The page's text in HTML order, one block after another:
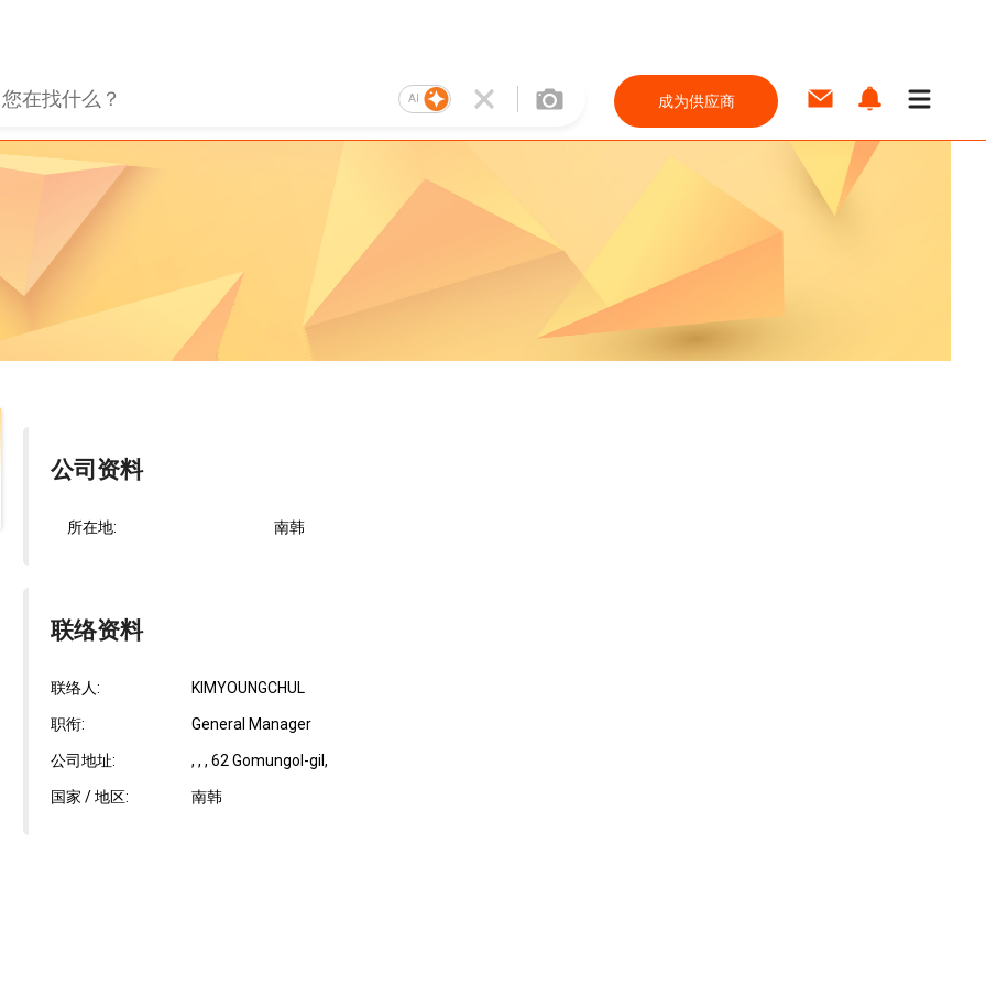
AI 成为供应商
公司资料
所在地: 南韩
联络资料
联络人: KIMYOUNGCHUL
职衔: General Manager
公司地址: , , , 62 Gomungol-gil,
国家 / 地区: 南韩